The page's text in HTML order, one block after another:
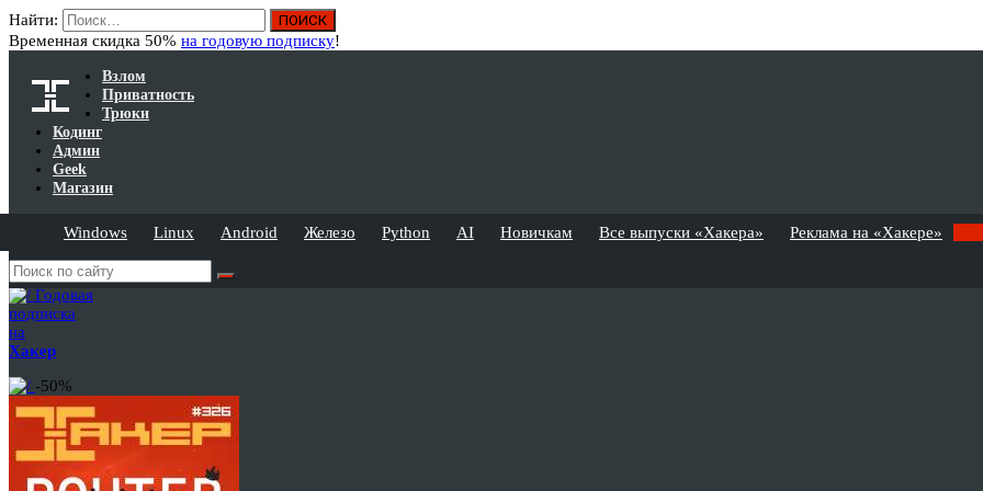
Найти:
Временная скидка 50% на годовую подписку!
Взлом
Приватность
Трюки
Кодинг
Админ
Geek
Магазин
Windows Linux Android Железо Python AI Новичкам Все выпуски «Хакера» Реклама на «Хакере»
Годовая
подписка
на
Хакер
-50%